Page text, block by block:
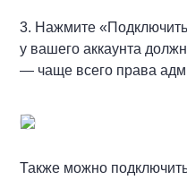
3. Нажмите
у вашего аккаунта
— чаще всего права
Также можно